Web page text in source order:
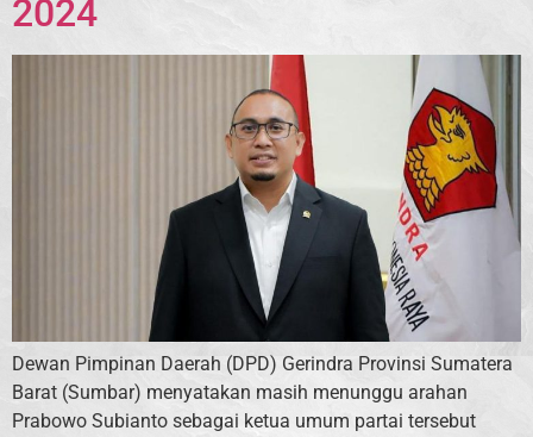
2024
Dewan Pimpinan Daerah (DPD) Gerindra Provinsi Sumatera
Barat (Sumbar) menyatakan masih menunggu arahan
Prabowo Subianto sebagai ketua umum partai tersebut